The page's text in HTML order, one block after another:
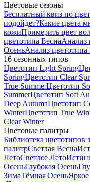
Цветовые сезоны
Бесплатный квиз по
подойдет?Какие цвета
кожиПримерить цвет
цветотипа ВеснаАнализ
ОсеньАнализ цветотипа
16 сезонных типов
Цветотип Light Spring
SpringЦветотип Clear
True SummerЦветотип
SummerЦветотип Soft
Deep AutumnЦветотип
WinterЦветотип True
Clear Winter
Цветовые палитры
Библиотека цветотипов
палитрСветлая Весна
ЛетоСветлое Лето
ОсеньГлубокая Осень
ЗимаТёмная Осень